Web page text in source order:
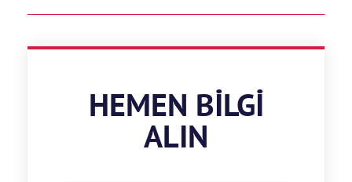
HEMEN BILGI
ALIN